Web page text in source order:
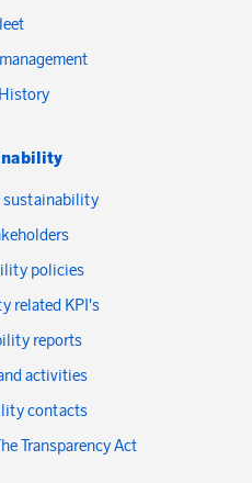
sustainability
policies
related KPI's
reports
activities
contacts
Transparency Act